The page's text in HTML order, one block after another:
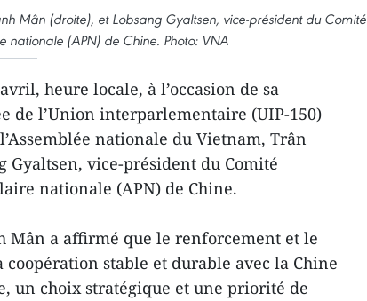
Mân (droite), et Lobsang Gyaltsen, vice-président du Comité
nationale (APN) de Chine. Photo: VNA
heure locale, à l’occasion de sa
de l’Union interparlementaire (UIP-150)
nationale du Vietnam, Trân
Gyaltsen, vice-président du Comité
nationale (APN) de Chine.
Mân a affirmé que le renforcement et le
stable et durable avec la Chine
un choix stratégique et une priorité de